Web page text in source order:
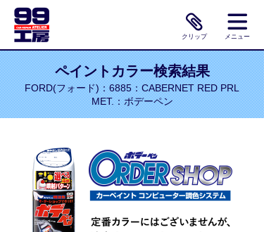
クリップ メニュー
ペイントカラー検索結果
FORD(フォード)：6885：CABERNET RED PRL
MET.：ボデーペン